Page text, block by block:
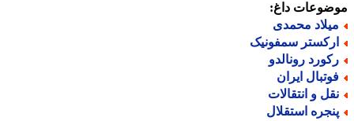
داغ:
محمدی
سمفونیک
رونالدو
ایران
و انتقالات
استقلال